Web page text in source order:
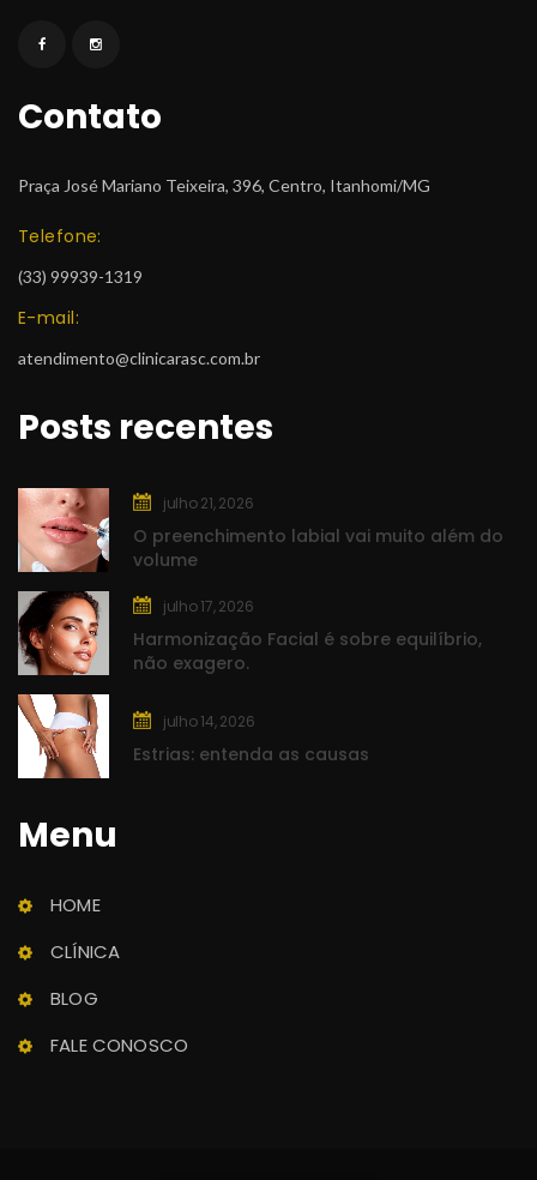
Contato
Praça José Mariano Teixeira, 396, Centro, Itanhomi/MG
Telefone:
(33) 99939-1319
E-mail:
atendimento@clinicarasc.com.br
Posts recente
julho 21, 2026
O preenchimento labial vai muito além do
volume
julho 17, 2026
Harmonização Facial é sobre equilíbrio,
não exagero.
julho 14, 2026
Estrias: entenda as causa
Menu
HOME
CLÍNICA
BLOG
FALE CONOSCO